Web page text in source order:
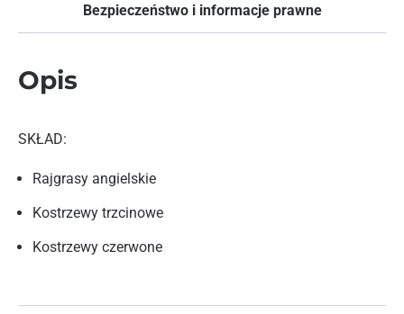
Bezpieczeństwo i informacje prawne
Opis
SKŁAD:
Rajgrasy angielskie
Kostrzewy trzcinowe
Kostrzewy czerwone